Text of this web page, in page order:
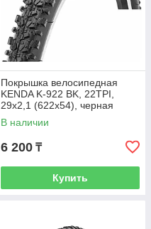
Покрышка велосипедная
KENDA K-922 BK, 22TPI,
29х2,1 (622х54), черная
В наличии
6 200 ₸
Купить